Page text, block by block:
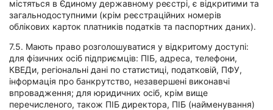
містяться в Єдиному державному реєстрі, є відкритими та
загальнодоступними (крім реєстраційних номерів
облікових карток платників податків та паспортних даних).
7.5. Мають право розголошуватися у відкритому доступі:
для фізичних осіб підприємців: ПІБ, адреса, телефони,
КВЕДи, регіональні дані по статистиці, податковій, ПФУ,
інформація про банкрутство, незавершені виконавчі
впровадження; для юридичних осіб, крім вище
перечисленого, також ПІБ директора, ПІБ (найменування)